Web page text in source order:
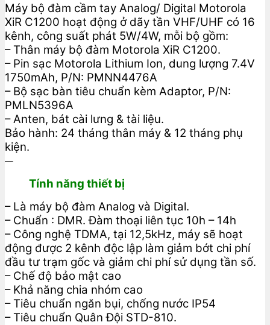
Máy bộ đàm cầm tay Analog/ Digital Motorola
XiR C1200 hoạt động ở dãy tần VHF/UHF có 16
kênh, công suất phát 5W/4W, mỗi bộ gồm:
– Thân máy bộ đàm Motorola XiR C1200.
– Pin sạc Motorola Lithium Ion, dung lượng 7.4V
1750mAh, P/N: PMNN4476A
– Bộ sạc bàn tiêu chuẩn kèm Adaptor, P/N:
PMLN5396A
– Anten, bát cài lưng & tài liệu.
Bảo hành: 24 tháng thân máy & 12 tháng phụ
kiện.
—
Tính năng thiết bị
– Là máy bộ đàm Analog và Digital.
– Chuẩn : DMR. Đàm thoại liên tục 10h – 14h
– Công nghệ TDMA, tại 12,5kHz, máy sẽ hoạt
động được 2 kênh độc lập làm giảm bớt chi phí
đầu tư trạm gốc và giảm chi phí sử dụng tần số.
– Chế độ bảo mật cao
– Khả năng chia nhóm cao
– Tiêu chuẩn ngăn bụi, chống nước IP54
– Tiêu chuẩn Quân Đội STD-810.